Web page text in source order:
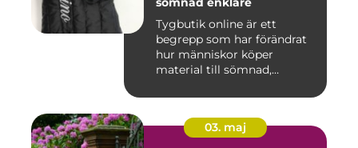
Tygbutik online är ett
begrepp som har förändrat
hur människor köper
material till sömnad,
03. maj